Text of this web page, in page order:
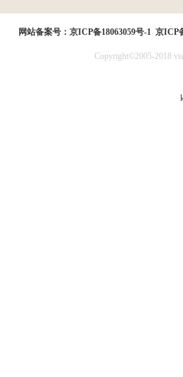
网站备案号： 京ICP备18063059号-1 京ICP
Copyright©2005-2018